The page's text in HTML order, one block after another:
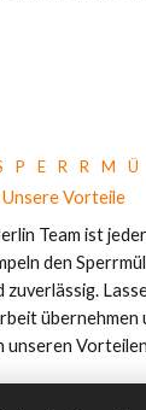
Unsere Vorteile
Team ist
den
übernehmen
unseren